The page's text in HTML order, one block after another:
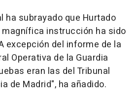
ha subrayado que Hurtado
instrucción ha sido
excepción del informe de la
Operativa de la Guardia
eran las del Tribunal
de Madrid", ha añadido.